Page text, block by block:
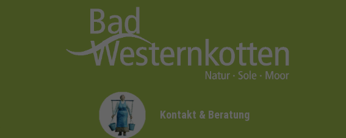
Kontakt & Beratung